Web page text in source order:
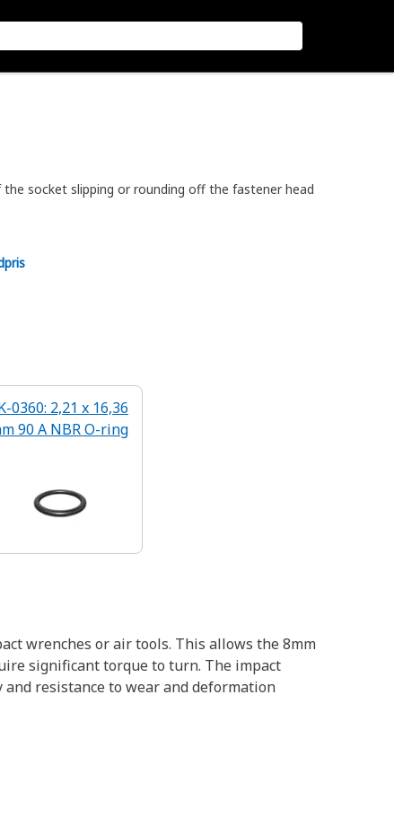
socket slipping or rounding off the fastener head
0360: 2,21 x 16,36
90 A NBR O-ring
wrenches or air tools. This allows the 8mm
significant torque to turn. The impact
resistance to wear and deformation